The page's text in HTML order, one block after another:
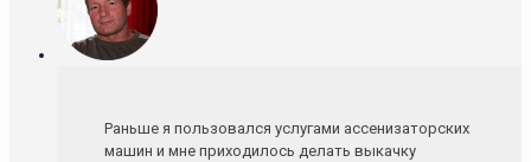
Раньше я пользовался услугами ассенизаторских
машин и мне приходилось делать выкачку